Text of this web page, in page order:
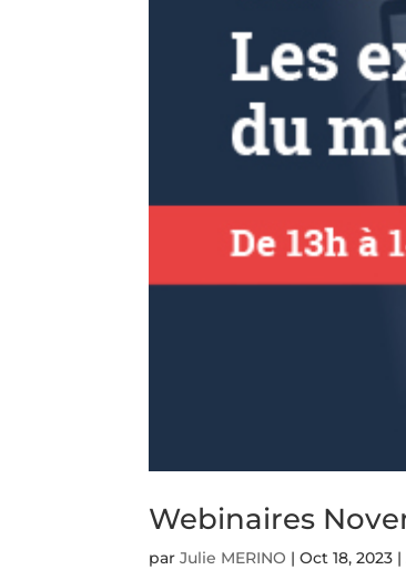
Webinaires
parJulie MERINO |Oct 18, 2023 |